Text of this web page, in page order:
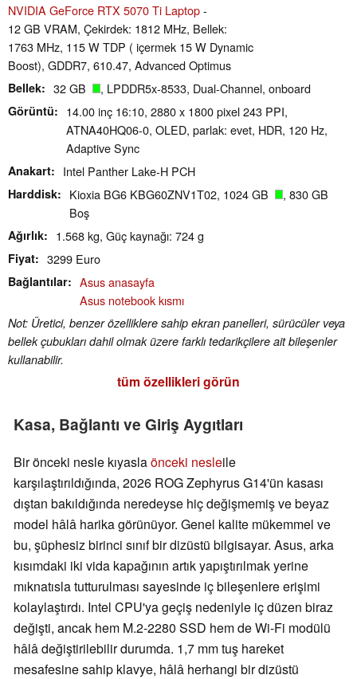
NVIDIA GeForce RTX 5070 Ti Laptop-
12 GB VRAM, Çekirdek: 1812 MHz, Bellek:
1763 MHz, 115 W TDP ( içermek 15 W Dynamic
Boost), GDDR7, 610.47, Advanced Optimus
Bellek 32 GB , LPDDR5x-8533, Dual-Channel, onboard
Görüntü
14.00 inç 16:10, 2880 x 1800 pixel 243 PPI,
ATNA40HQ06-0, OLED, parlak: evet, HDR, 120 Hz,
Adaptive Sync
Anakart Intel Panther Lake-H PCH
Harddisk Kioxia BG6 KBG60ZNV1T02, 1024 GB
, 830 GB
Boş
Ağırlık 1.568 kg, Güç kaynağı: 724 g
Fiyat 3299 Euro
Bağlantılar
Asus anasayfa
Asus notebook kısmı
Not: Üretici, benzer özelliklere sahip ekran panelleri, sürücüler veya
bellek çubukları dahil olmak üzere farklı tedarikçilere ait bileşenler
kullanabilir.
tüm özellikleri görün
Kasa, Bağlantı ve Giriş Aygıtları
Bir önceki nesle kıyaslaönceki nesleile
karşılaştırıldığında, 2026 ROG Zephyrus G14'ün kasası
dıştan bakıldığında neredeyse hiç değişmemiş ve beyaz
model hâlâ harika görünüyor. Genel kalite mükemmel ve
bu, şüphesiz birinci sınıf bir dizüstü bilgisayar. Asus, arka
kısımdaki iki vida kapağının artık yapıştırılmak yerine
mıknatısla tutturulması sayesinde iç bileşenlere erişimi
kolaylaştırdı. Intel CPU'ya geçiş nedeniyle iç düzen biraz
değişti, ancak hem M.2-2280 SSD hem de Wi-Fi modülü
hâlâ değiştirilebilir durumda. 1,7 mm tuş hareket
mesafesine sahip klavye, hâlâ herhangi bir dizüstü